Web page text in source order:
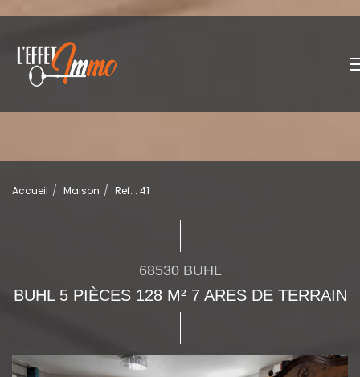
Accueil Maison Ref. : 41
68530 BUHL
BUHL 5 PIÈCES 128 M² 7 ARES DE TERRAIN